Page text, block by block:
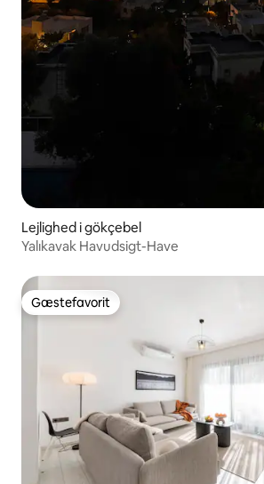
Lejlighed i gökçebel
Yalıkavak Havudsigt-Have
Gæstefavorit
Gæstefavorit